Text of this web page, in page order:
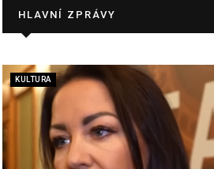
HLAVNÍ ZPRÁVY
KULTURA